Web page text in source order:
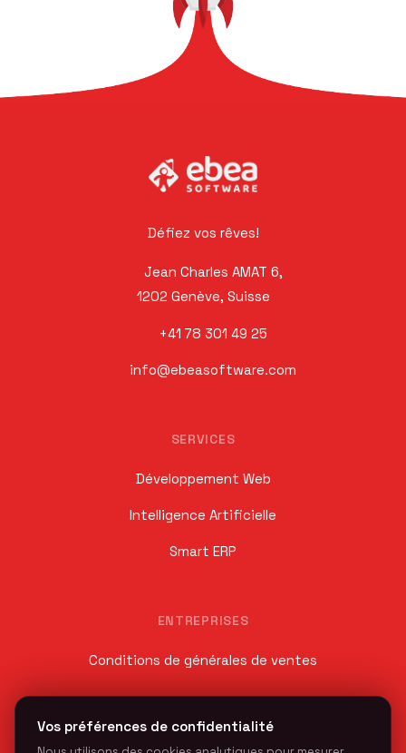
Vos préférences de confidentialité
Défiez vos rêves!
Jean Charles AMAT 6,
1202 Genève, Suisse
+41 78 301 49 25
info@ebeasoftware.com
SERVICES
Développement Web
Intelligence Artificielle
Smart ERP
ENTREPRISES
Conditions de générales de ventes
SOCIAL